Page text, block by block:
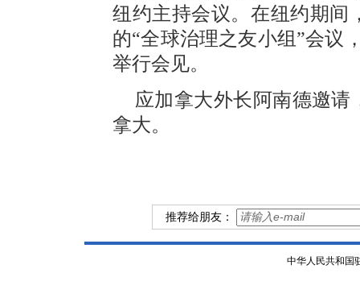
纽约主持会议。在纽约期间
的“全球治理之友小组”会议
举行会见。
应加拿大外长阿南德邀请
拿大。
推荐给朋友：
中华人民共和国